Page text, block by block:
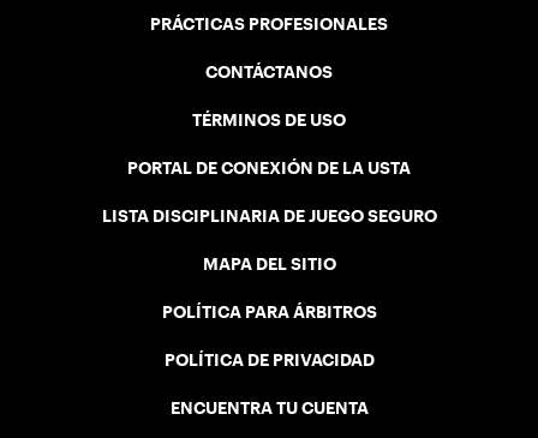
PRÁCTICAS PROFESIONALES
CONTÁCTANOS
TÉRMINOS DE USO
PORTAL DE CONEXIÓN DE LA USTA
LISTA DISCIPLINARIA DE JUEGO SEGURO
MAPA DEL SITIO
POLÍTICA PARA ÁRBITROS
POLÍTICA DE PRIVACIDAD
ENCUENTRA TU CUENTA